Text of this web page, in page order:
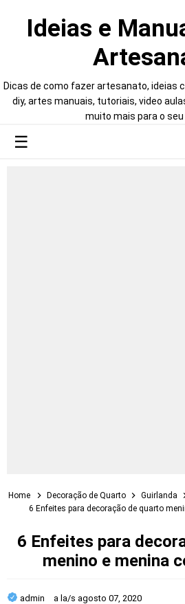
Ideias e
Dicas de como fazer artesanato, ideias
diy, artes manuais, tutoriais, video
muito mais para o seu
Home Decoração de Quarto Guirlanda
6 Enfeites para decoração de quarto
6 Enfeites para
menino e menina
admin a la/s agosto 07, 2020